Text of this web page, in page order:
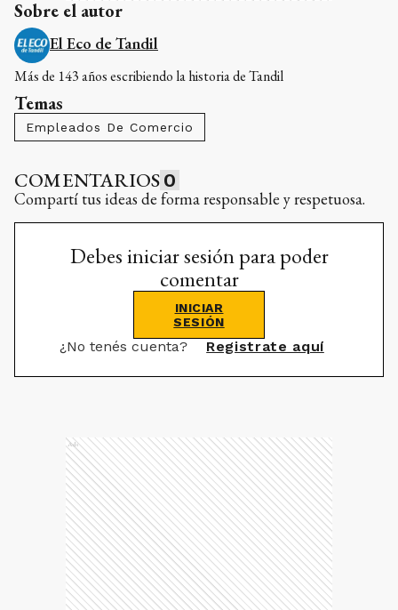
Sobre el autor
El Eco de Tandil
Más de 143 años escribiendo la historia de Tandil
Temas
Empleados De Comercio
COMENTARIOS 0
Compartí tus ideas de forma responsable y respetuosa.
Debes iniciar sesión para poder
comentar
INICIAR
SESIÓN
¿No tenés cuenta? Registrate aquí
Ads